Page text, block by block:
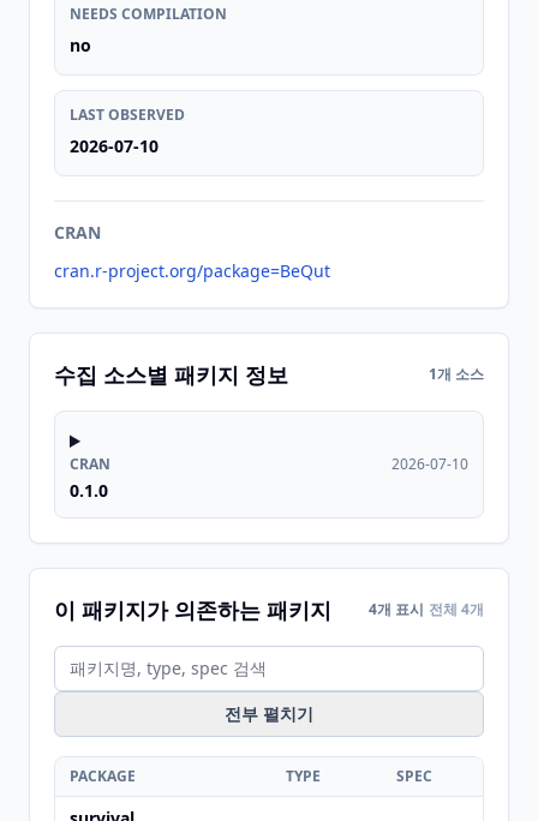
NEEDS COMPILATION
no
LAST OBSERVED
2026-07-10
CRAN
cran.r-project.org/package=BeQut
수집 소스별 패키지 정보 1개 소스
CRAN
0.1.0
2026-07-10
이 패키지가 의존하는 패키지 4개 표시 전체 4개
전부 펼치기
PACKAGE TYPE SPEC